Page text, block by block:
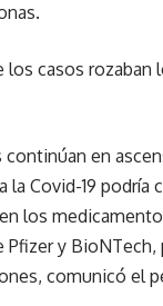
casos
en
Covid-19
los
y
comunicó el